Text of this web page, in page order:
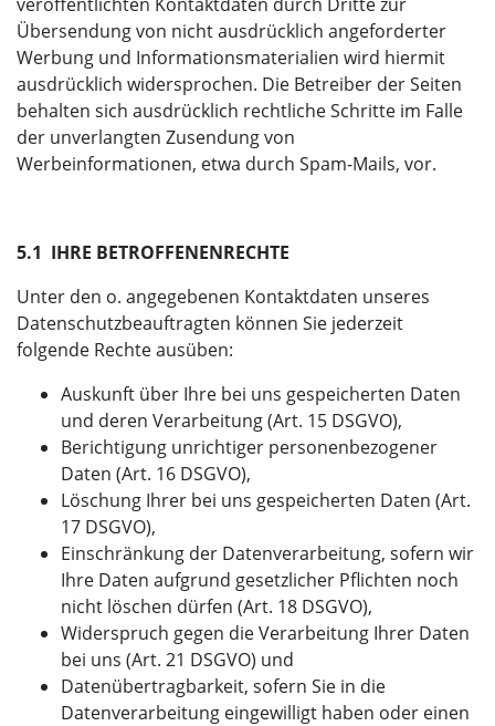
Übersendung von nicht ausdrücklich angeforderter
Werbung und Informationsmaterialien wird hiermit
ausdrücklich widersprochen. Die Betreiber der Seiten
behalten sich ausdrücklich rechtliche Schritte im Falle
der unverlangten Zusendung von
Werbeinformationen, etwa durch Spam-Mails, vor.
5.1 IHRE BETROFFENENRECHTE
Unter den o. angegebenen Kontaktdaten unseres
Datenschutzbeauftragten können Sie jederzeit
folgende Rechte ausüben:
Auskunft über Ihre bei uns gespeicherten Daten
und deren Verarbeitung (Art. 15 DSGVO),
Berichtigung unrichtiger personenbezogener
Daten (Art. 16 DSGVO),
Löschung Ihrer bei uns gespeicherten Daten (Art.
17 DSGVO),
Einschränkung der Datenverarbeitung, sofern wir
Ihre Daten aufgrund gesetzlicher Pflichten noch
nicht löschen dürfen (Art. 18 DSGVO),
Widerspruch gegen die Verarbeitung Ihrer Daten
bei uns (Art. 21 DSGVO) und
Datenübertragbarkeit, sofern Sie in die
Datenverarbeitung eingewilligt haben oder einen